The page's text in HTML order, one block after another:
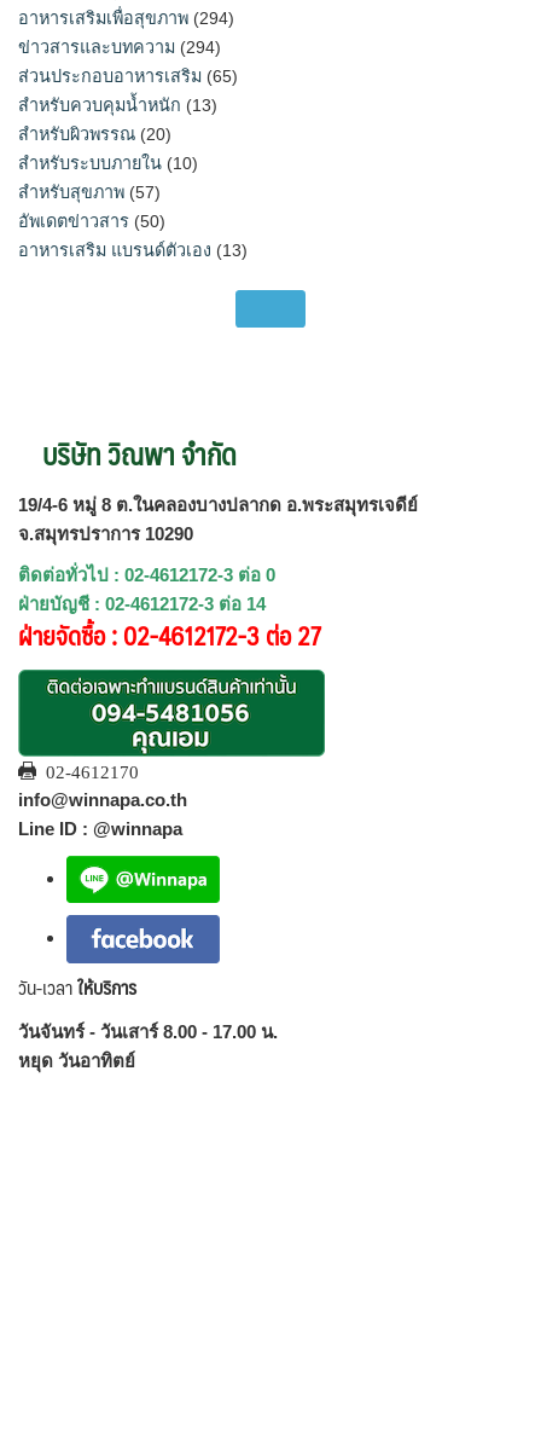
อาหารเสริมเพื่อสุขภาพ (294)
ข่าวสารและบทความ (294)
ส่วนประกอบอาหารเสริม (65)
สำหรับควบคุมน้ำหนัก (13)
สำหรับผิวพรรณ (20)
สำหรับระบบภายใน (10)
สำหรับสุขภาพ (57)
อัพเดตข่าวสาร (50)
อาหารเสริม แบรนด์ตัวเอง (13)
บริษัท วิณพา จำกัด
19/4-6 หมู่ 8 ต.ในคลองบางปลากด อ.พระสมุทรเจดีย์
จ.สมุทรปราการ 10290
ติดต่อทั่วไป : 02-4612172-3 ต่อ 0
ฝ่ายบัญชี : 02-4612172-3 ต่อ 14
ฝ่ายจัดซื้อ : 02-4612172-3 ต่อ 27
02-4612170
info@winnapa.co.th
Line ID : @winnapa
วัน-เวลาให้บริการ
วันจันทร์ - วันเสาร์ 8.00 - 17.00 น.
หยุด วันอาทิตย์